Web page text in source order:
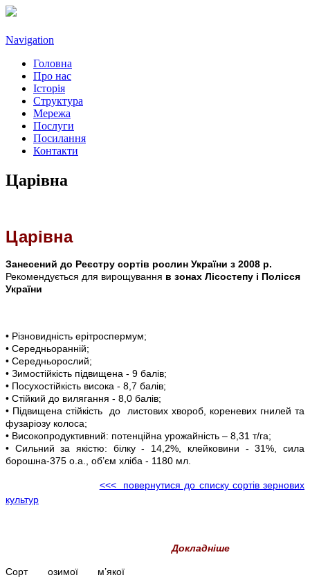
Navigation
Головна
Про нас
Історія
Структура
Мережа
Послуги
Посилання
Контакти
Царівна
Царівна
Занесений до Реєстру сортів рослин України з 2008 р.
Рекомендується для вирощування в зонах Лісостепу і Полісся
України
• Різновидність ерітроспермум;
• Середньоранній;
• Середньорослий;
• Зимостійкість підвищена - 9 балів;
• Посухостійкість висока - 8,7 балів;
• Стійкий до вилягання - 8,0 балів;
• Підвищена стійкість до листових хвороб, кореневих гнилей та
фузаріозу колоса;
• Високопродуктивний: потенційна урожайність – 8,31 т/га;
• Сильний за якістю: білку - 14,2%, клейковини - 31%, сила
борошна-375 о.а., об’єм хліба - 1180 мл.
<<< повернутися до списку сортів зернових
культур
Докладніше
Сорт озимої м’якої